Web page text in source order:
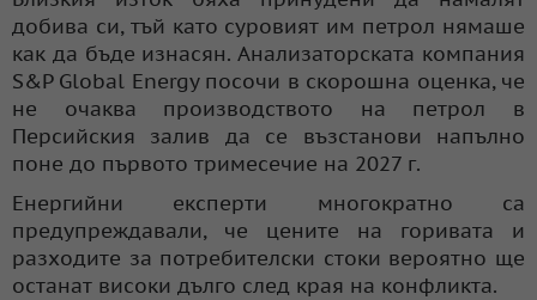
добива си, тъй като суровият им петрол нямаше
как да бъде изнасян. Анализаторската компания
S&P Global Energy посочи в скорошна оценка, че
не очаква производството на петрол в
Персийския залив да се възстанови напълно
поне до първото тримесечие на 2027 г.
Енергийни експерти многократно са
предупреждавали, че цените на горивата и
разходите за потребителски стоки вероятно ще
останат високи дълго след края на конфликта.